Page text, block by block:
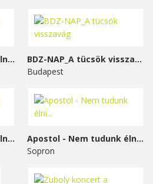
Apostol - Nem tudunk élni...
BDZ-NAP_A tücsök visszavág
Budapest
Apostol - Nem tudunk élni...
Apostol - Nem tudunk élni...
Sopron